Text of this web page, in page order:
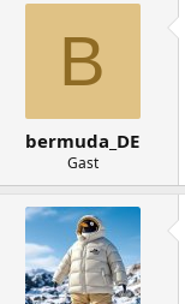
B
bermuda_DE
Gast